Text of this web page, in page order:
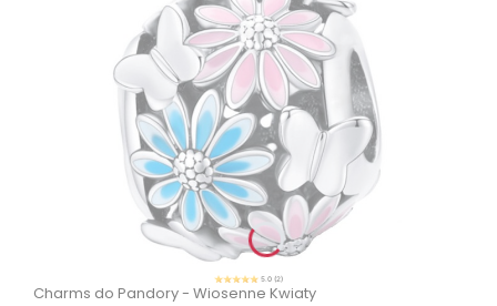
5.0 (2)
Charms do Pandory - Wiosenne Kwiaty